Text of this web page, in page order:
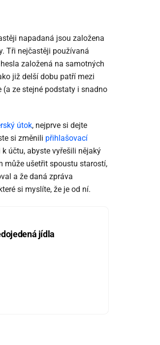
napadaná jsou založena
Tři nejčastěji používaná
založená na samotných
již delší dobu patří mezi
ze stejné podstaty i snadno
útok, nejprve si dejte
si změnili přihlašovací
účtu, abyste vyřešili nějaký
může ušetřit spoustu starostí,
a že daná zpráva
si myslíte, že je od ní.
jídla